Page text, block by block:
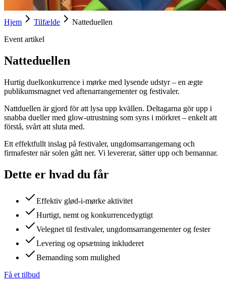
Hjem Tilfælde
Natteduellen
Event artikel
Natteduellen
Hurtig duelkonkurrence i mørke med lysende udstyr – en ægte
publikumsmagnet ved aftenarrangementer og festivaler.
Nattduellen är gjord för att lysa upp kvällen. Deltagarna gör upp i
snabba dueller med glow-utrustning som syns i mörkret – enkelt att
förstå, svårt att sluta med.
Ett effektfullt inslag på festivaler, ungdomsarrangemang och
firmafester när solen gått ner. Vi levererar, sätter upp och bemannar.
Dette er hvad du får
Effektiv glød-i-mørke aktivitet
Hurtigt, nemt og konkurrencedygtigt
Velegnet til festivaler, ungdomsarrangementer og fester
Levering og opsætning inkluderet
Bemanding som mulighed
Få et tilbud